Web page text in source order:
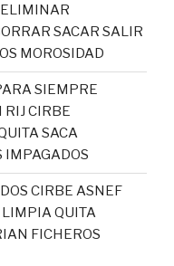
SACAR SALIR
MOROSIDAD
SIEMPRE
RIJ CIRBE
SACA
IMPAGADOS
CIRBE ASNEF
QUITA
FICHEROS